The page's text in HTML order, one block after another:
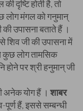
दृष्टि होती है, तो
लोग मंगल को गनुमान्
उपासना बताते हैं ।
शिव जी की उपासना में
कुछ लोग तामसिक
पर श्री हनुमान् जी
अनेक योग हैं । शाबर
पूर्ण हैं, इससे सम्बन्धी